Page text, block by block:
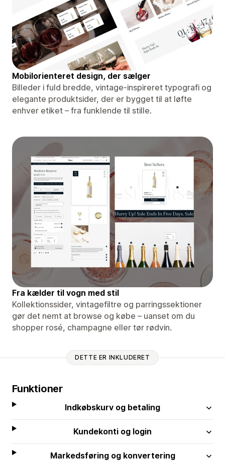
Mobilorienteret design, der sælger
Billeder i fuld bredde, vintage-inspireret typografi og
elegante produktsider, der er bygget til at løfte
enhver etiket – fra funklende til stille.
Fra kælder til vogn med stil
Kollektionssider, vintagefiltre og parringssektioner
gør det nemt at browse og købe – uanset om du
shopper rosé, champagne eller tør rødvin.
DETTE ER INKLUDERET
Funktioner
Indkøbskurv og betaling
Kundekonti og login
Markedsføring og konvertering